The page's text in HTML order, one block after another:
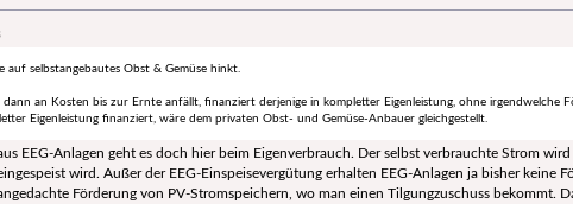
selbstangebautes Obst & Gemüse hinkt.
an Kosten bis zur Ernte anfällt, finanziert derjenige in kompletter Eigenleistung, ohne irgendwelche
Eigenleistung finanziert, wäre dem privaten Obst- und Gemüse-Anbauer gleichgestellt.
EEG-Anlagen geht es doch hier beim Eigenverbrauch. Der selbst verbrauchte Strom
wird. Außer der EEG-Einspeisevergütung erhalten EEG-Anlagen ja bisher keine
Förderung von PV-Stromspeichern, wo man einen Tilgungzuschuss bekommt.